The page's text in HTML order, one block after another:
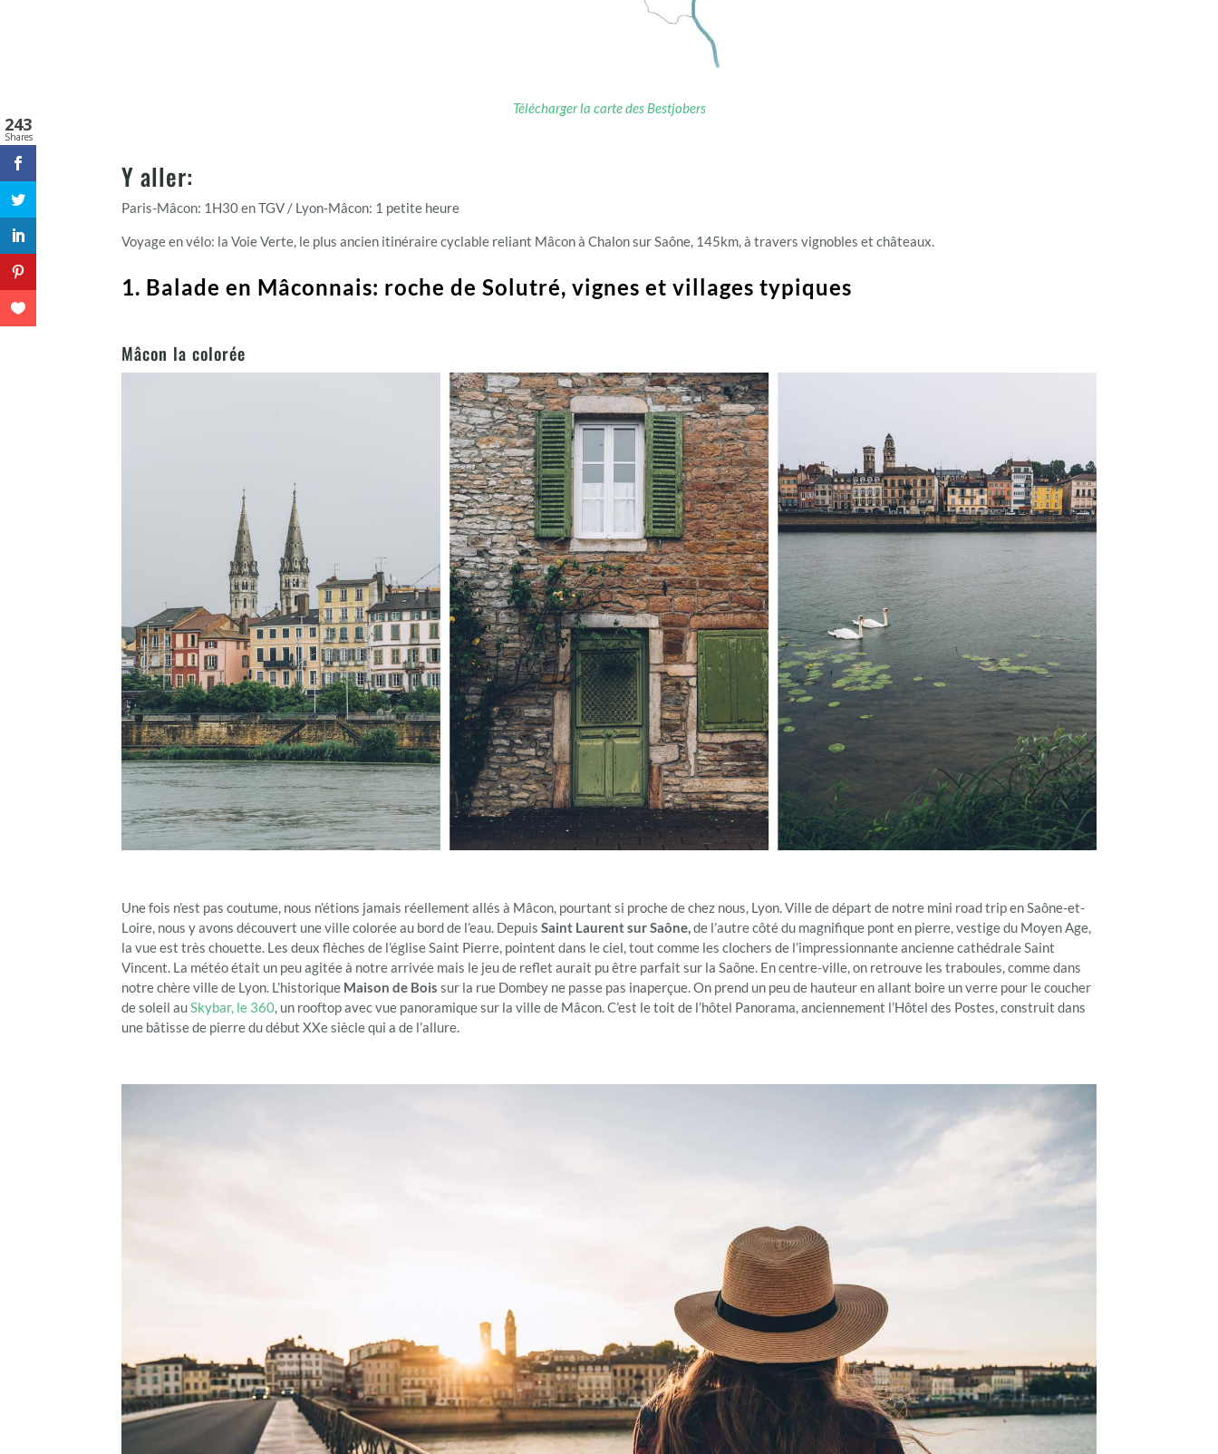
Télécharger la carte des Bestjobers
Y aller:
Paris-Mâcon: 1H30 en TGV / Lyon-Mâcon: 1 petite heure
Voyage en vélo: la Voie Verte, le plus ancien itinéraire cyclable reliant Mâcon à Chalon sur Saône, 145km, à travers vignobles et châteaux.
1. Balade en Mâconnais: roche de Solutré, vignes et villages typiques
Mâcon la colorée
Une fois n’est pas coutume, nous n’étions jamais réellement allés à Mâcon, pourtant si proche de chez nous, Lyon. Ville de départ de notre mini road trip en Saône-et-
Loire, nous y avons découvert une ville colorée au bord de l’eau. DepuisSaint Laurent sur Saône,de l’autre côté du magnifique pont en pierre, vestige du Moyen Age,
la vue est très chouette. Les deux flèches de l’église Saint Pierre, pointent dans le ciel, tout comme les clochers de l’impressionnante ancienne cathédrale Saint
Vincent. La météo était un peu agitée à notre arrivée mais le jeu de reflet aurait pu être parfait sur la Saône. En centre-ville, on retrouve les traboules, comme dans
notre chère ville de Lyon. L’historique Maison de Bois sur la rue Dombey ne passe pas inaperçue. On prend un peu de hauteur en allant boire un verre pour le coucher
de soleil auSkybar, le 360, un rooftop avec vue panoramique sur la ville de Mâcon. C’est le toit de l’hôtel Panorama, anciennement l’Hôtel des Postes, construit dans
une bâtisse de pierre du début XXe siècle qui a de l’allure.
243
Shares